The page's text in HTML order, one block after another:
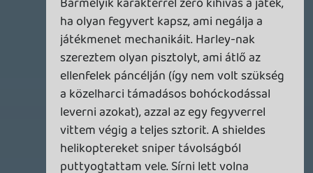
fogom: amazon prime gaming hozzáférés
esetén a következő ~43 órában
aktiválható a játék epic games fiókra (PC).
soliduss 2024.06.07 09:37:30 #1za72
Kotaku is borította a bilit.
kotaku.com
A WB-nél azt hitték, hogy ez egy milliárdos
biznisz lesz 😃